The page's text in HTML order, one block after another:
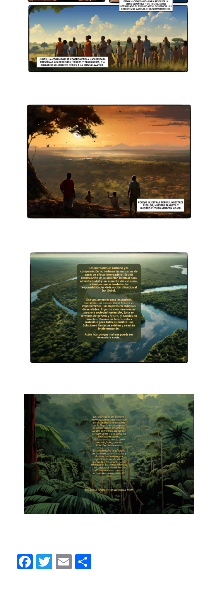
Facebook
Twitter
Email